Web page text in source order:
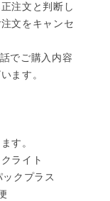
注文と判断し
文をキャンセ
でご購入内容
ます。
す。
ライト
プラス